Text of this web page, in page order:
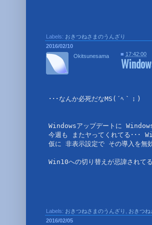
Labels: おきつねさまのうんざり
2016/02/10
･･･なんか必死だなMS(´ﾍ｀；)
Windowsアップデートに
今週も またヤってくれてる･･･
仮に 非表示設定で その導入を無
Okitsunesama ■ 17:42:00
Labels: おきつねさまのうんざり
おきつね
2016/02/05